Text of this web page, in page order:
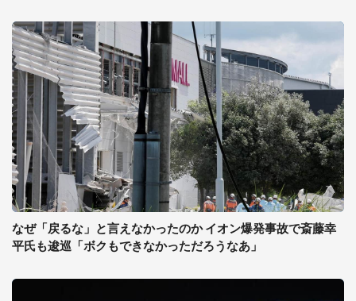
なぜ「戻るな」と言えなかったのか イオン爆発事故で斎藤幸
平氏も逡巡「ボクもできなかっただろうなあ」